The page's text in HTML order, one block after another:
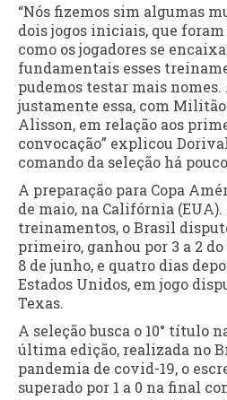
“Nós fizemos sim algumas
dois jogos iniciais, que
como os jogadores se
fundamentais esses
pudemos testar mais
justamente essa, com
Alisson, em relação aos
convocação” explicou
comando da seleção há
A preparação para Copa
de maio, na Califórnia
treinamentos, o Brasil
primeiro, ganhou por 3 a 2
8 de junho, e quatro dias
Estados Unidos, em jogo
Texas.
A seleção busca o 10° título
última edição, realizada no
pandemia de covid-19, o
superado por 1 a 0 na final